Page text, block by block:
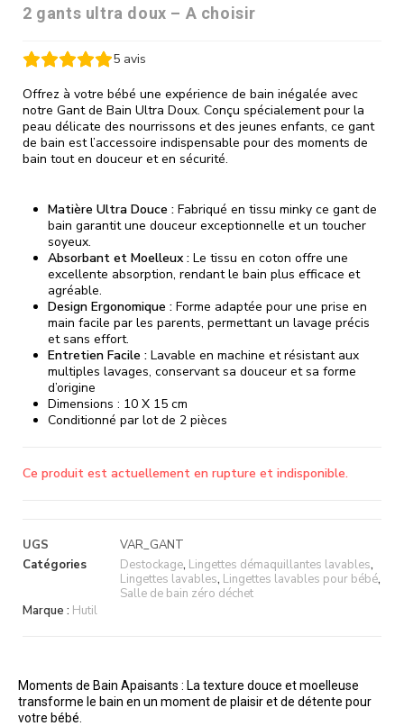
2 gants ultra doux – A choisir
5 avis
Offrez à votre bébé une expérience de bain inégalée avec
notre Gant de Bain Ultra Doux. Conçu spécialement pour la
peau délicate des nourrissons et des jeunes enfants, ce gant
de bain est l’accessoire indispensable pour des moments de
bain tout en douceur et en sécurité.
Matière Ultra Douce : Fabriqué en tissu minky ce gant de
bain garantit une douceur exceptionnelle et un toucher
soyeux.
Absorbant et Moelleux : Le tissu en coton offre une
excellente absorption, rendant le bain plus efficace et
agréable.
Design Ergonomique : Forme adaptée pour une prise en
main facile par les parents, permettant un lavage précis
et sans effort.
Entretien Facile : Lavable en machine et résistant aux
multiples lavages, conservant sa douceur et sa forme
d’origine
Dimensions : 10 X 15 cm
Conditionné par lot de 2 pièces
Ce produit est actuellement en rupture et indisponible.
UGS
VAR_GANT
Catégories
Destockage, Lingettes démaquillantes lavables,
Lingettes lavables, Lingettes lavables pour bébé,
Salle de bain zéro déchet
Marque : Hutil
Moments de Bain Apaisants : La texture douce et moelleuse
transforme le bain en un moment de plaisir et de détente pour
votre bébé.